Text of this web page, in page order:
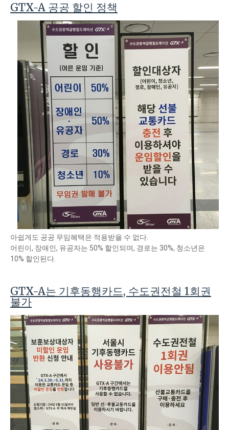
GTX-A 공공 할인 정책
아쉽게도 공공 무임혜택은 적용받을 수 없다.
어린이, 장애인, 유공자는 50% 할인되며, 경로는 30%, 청소년은
10% 할인된다.
GTX-A는 기후동행카드, 수도권전철 1회권
불가